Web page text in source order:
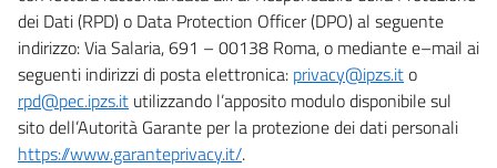
dei Dati (RPD) o Data Protection Officer (DPO) al seguente
indirizzo: Via Salaria, 691 – 00138 Roma, o mediante e–mail ai
seguenti indirizzi di posta elettronica: privacy@ipzs.ito
rpd@pec.ipzs.it utilizzando l’apposito modulo disponibile sul
sito dell’Autorità Garante per la protezione dei dati personali
https://www.garanteprivacy.it/.